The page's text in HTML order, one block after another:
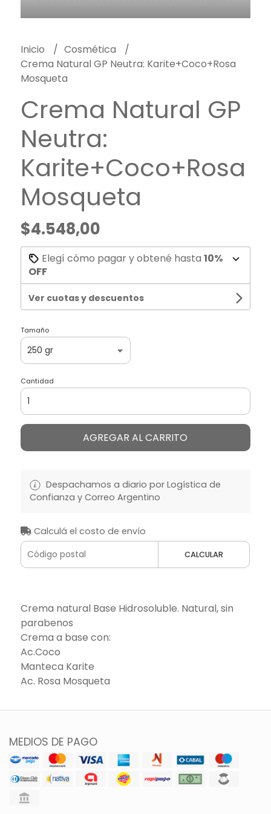
Inicio
Cosmética
Crema Natural GP Neutra: Karite+Coco+Rosa
Mosqueta
Crema Natural GP
Neutra:
Karite+Coco+Rosa
Mosqueta
$4.548,00
Elegí cómo pagar y obtené hasta 10%
OFF
Ver cuotas y descuentos
Tamaño
Cantidad
AGREGAR AL CARRITO
Despachamos a diario por Logística de
Confianza y Correo Argentino
Calculá el costo de envío
CALCULAR
Crema natural Base Hidrosoluble. Natural, sin
parabenos
Crema a base con:
Ac.Coco
Manteca Karite
Ac. Rosa Mosqueta
MEDIOS DE PAGO